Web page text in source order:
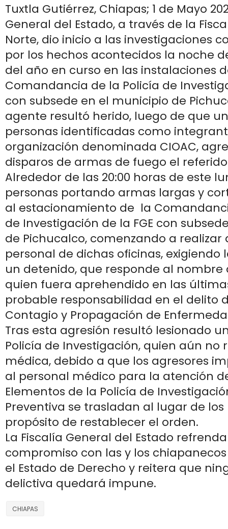
Tuxtla Gutiérrez, Chiapas; 1 de Mayo
General del Estado, a través de la
Norte, dio inicio a las investigaciones
por los hechos acontecidos la noche
del año en curso en las instalaciones
Comandancia de la Policía de
con subsede en el municipio de
agente resultó herido, luego de que
personas identificadas como
organización denominada CIOAC,
disparos de armas de fuego el
Alrededor de las 20:00 horas de este
personas portando armas largas y
al estacionamiento de la
de Investigación de la FGE con
de Pichucalco, comenzando a realizar
personal de dichas oficinas, exigiendo
un detenido, que responde al nombre
quien fuera aprehendido en las
probable responsabilidad en el delito
Contagio y Propagación de
Tras esta agresión resultó lesionado
Policía de Investigación, quien aún no
médica, debido a que los agresores
al personal médico para la atención
Elementos de la Policía de
Preventiva se trasladan al lugar de los
propósito de restablecer el orden.
La Fiscalía General del Estado
compromiso con las y los
el Estado de Derecho y reitera que
delictiva quedará impune.
CHIAPAS